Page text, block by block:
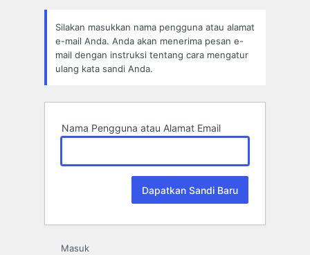
Silakan masukkan nama pengguna atau alamat
e-mail Anda. Anda akan menerima pesan e-
mail dengan instruksi tentang cara mengatur
ulang kata sandi Anda.
Nama Pengguna atau Alamat Email
Masuk